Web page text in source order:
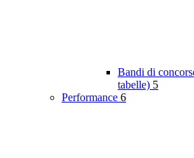
Bandi di
tabelle) 5
Performance 6